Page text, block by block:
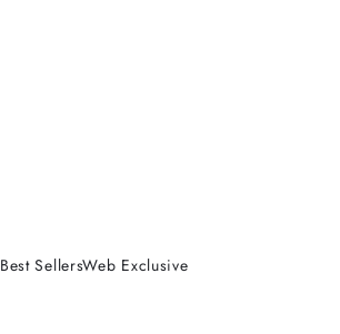
Best SellersWeb Exclusive